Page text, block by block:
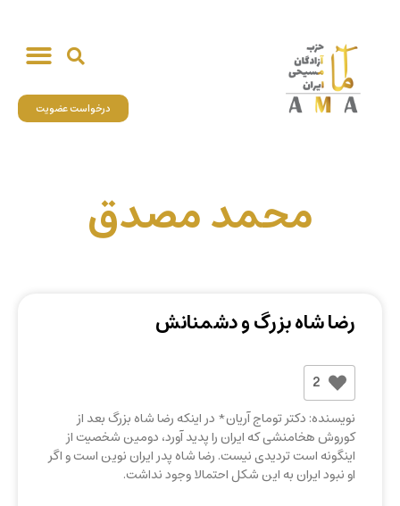
درخواست عضویت
محمد مصدق
رضا شاه بزرگ و دشمنانش
2
نویسنده: دکتر توماج آریان* در اینکه رضا شاه بزرگ بعد از
کوروش هخامنشی که ایران را پدید آورد، دومین شخصیت از
اینگونه است تردیدی نیست. رضا شاه پدر ایران نوین است و اگر
او نبود ایران به این شکل احتمالا وجود نداشت.